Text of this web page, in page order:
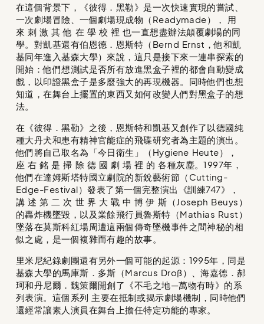
在這個背景下，《彼得．黑勒》是一次快速實現的嘗試、
一次劇場冒險、一個劇場現成物（Readymade）， 用
來 刺 激 其 他 在 學 校 裡 也一直想盡辦法顛覆劇場的同
學。對凱基還有伯恩德．恩斯特（Bernd Ernst，他和凱
基同年進入基森大學）來說，這只是接下來一連串探索的
開始：他們想測試是否所有放進黑盒子裡的都會自動變成
戲，以印證黑盒子是多麼強大的再現機器。同時他們也想
知道，在舞台上擺置的東西又如何改變人們對黑盒子的想
法。
在《彼得．黑勒》之後，恩斯特和凱基又創作了以德國純
種大丹犬和患有精神官能症的飛碟研究者為主題的演出。
他們將自己取名為「今日衛生」（Hygiene Heute），
座 右 銘 是 掃 除 德 國 劇 場 裡 的 各種灰塵。1997年，
他們在達姆斯塔特國立劇院的新銳藝術節（Cutting-
Edge-Festival）發表了第一個完整演出《訓練747》，
講 述 第 二 次 世 界 大 戰 中 博 伊 斯（Joseph Beuys）
的轟炸機墜毀，以及業餘飛行員魯斯特（Mathias Rust）
墜落在莫斯科紅場周遭這兩個傳奇墜機事件之間神秘的相
似之處，是一個複雜而有趣的故事。
里米尼紀錄劇團還有另外一個可能的起源：1995年，同是
基森大學的馬庫斯．多斯（Marcus Droß）、海嘉德．郝
珂和丹尼爾．魏策爾開創了《不毛之地—萬物有時》的系
列表演。這個系列 主要在抵制或揭示劇場機制，同時他們
還經常讓素人演員在舞台上擔任特定功能的專家。